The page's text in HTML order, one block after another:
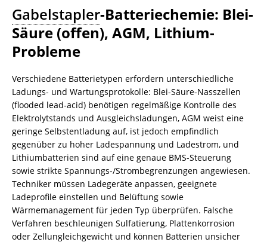
Gabelstapler-Batteriechemie: Blei-
Säure (offen), AGM, Lithium-
Probleme
Verschiedene Batterietypen erfordern unterschiedliche
Ladungs- und Wartungsprotokolle: Blei-Säure-Nasszellen
(flooded lead‑acid) benötigen regelmäßige Kontrolle des
Elektrolytstands und Ausgleichsladungen, AGM weist eine
geringe Selbstentladung auf, ist jedoch empfindlich
gegenüber zu hoher Ladespannung und Ladestrom, und
Lithiumbatterien sind auf eine genaue BMS-Steuerung
sowie strikte Spannungs-/Strombegrenzungen angewiesen.
Techniker müssen Ladegeräte anpassen, geeignete
Ladeprofile einstellen und Belüftung sowie
Wärmemanagement für jeden Typ überprüfen. Falsche
Verfahren beschleunigen Sulfatierung, Plattenkorrosion
oder Zellungleichgewicht und können Batterien unsicher